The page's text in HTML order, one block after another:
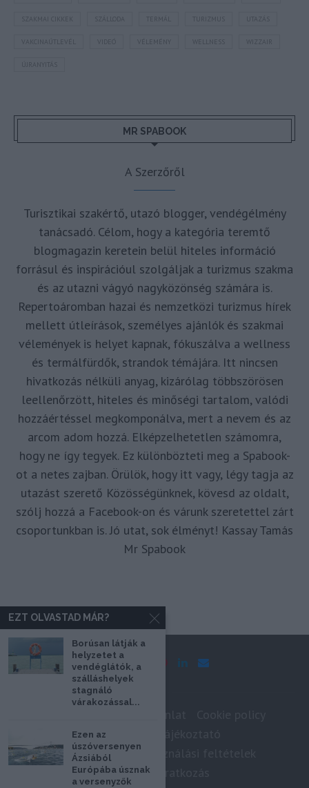
SZAKMAI CIKKEK SZÁLLODA TERMÁL TURIZMUS UTAZÁS
VAKCINAÚTLEVÉL WIZZAIR
ÚJRANYITÁS
MR SPABOOK
A Szerzőről
Turisztikai szakértő, utazó blogger, vendégélmény
tanácsadó. Célom, hogy a kategória teremtő
blogmagazin keretein belül hiteles információ
forrásul és inspirációul szolgáljak a turizmus szakma
és az utazni vágyó nagyközönség számára is.
Repertoáromban hazai és nemzetközi turizmus hírek
mellett útleírások, személyes ajánlók és szakmai
vélemények is helyet kapnak, fókuszálva a wellness
és termálfürdők, strandok témájára. Itt nincsen
hivatkozás nélküli anyag, kizárólag többszörösen
leellenőrzött, hiteles és minőségi tartalom, valódi
hozzáértéssel megkomponálva, mert a nevem és az
arcom adom hozzá. Elképzelhetetlen számomra,
hogy ne így tegyek. Ez különbözteti meg a Spabook-
ot a netes zajban. Örülök, hogy itt vagy, légy tagja az
utazást szerető Közösségünknek, kövesd az oldalt,
szólj hozzá a Facebook-on és várunk szeretettel zárt
csoportunkban is. Jó utat, sok élményt! Kassay Tamás
Mr Spabook
Adatkezelési tájékoztató
Szerzői jogok, felhasználási feltételek
Hírlevél feliratkozás
EZT OLVASTAD MÁR?
Borúsan látják a
helyzetet a
vendéglátók, a
szálláshelyek
stagnáló
várakozással...
Ezen az
úszóversenyen
Ázsiából
Európába úsznak
a versenyzők